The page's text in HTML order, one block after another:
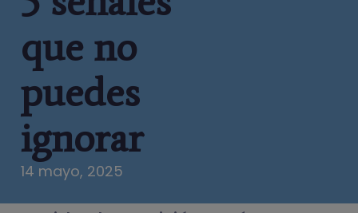
que no
puedes
ignorar
14 mayo, 2025